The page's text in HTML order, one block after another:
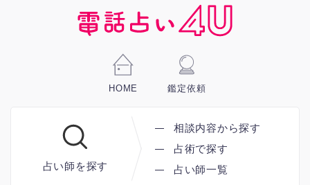
HOME 鑑定依頼
占い師を探す
相談内容から探す
占術で探す
占い師一覧